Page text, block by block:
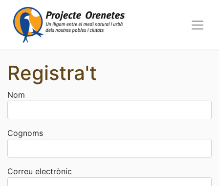
Registra't
Nom
Cognoms
Correu electrònic